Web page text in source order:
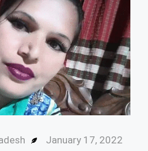
January 17, 2022